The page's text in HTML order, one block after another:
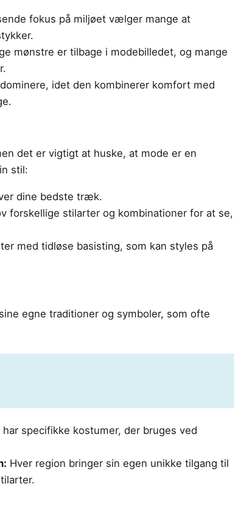
fokus på miljøet vælger mange at
mønstre er tilbage i modebilledet, og mange
idet den kombinerer komfort med
det er vigtigt at huske, at mode er en
stil:
dine bedste træk.
forskellige stilarter og kombinationer for at se,
med tidløse basisting, som kan styles på
egne traditioner og symboler, som ofte
har specifikke kostumer, der bruges ved
Hver region bringer sin egen unikke tilgang til